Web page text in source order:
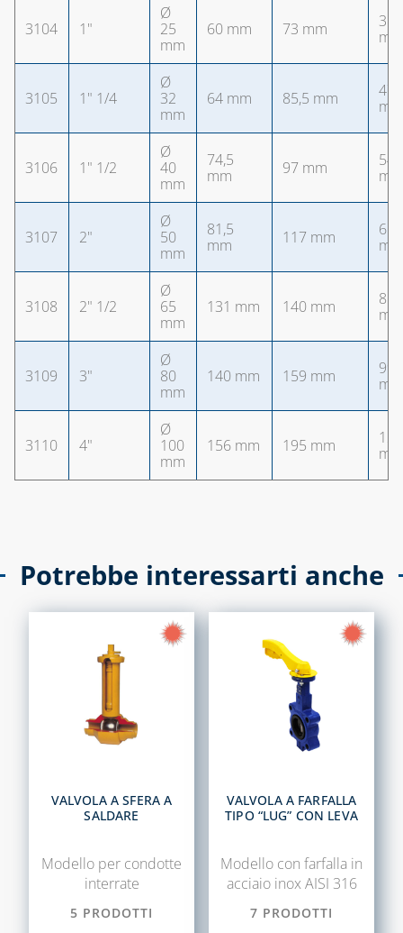
3104 1"
Ø
25
mm
60 mm 73 mm
38
3105 1" 1/4
Ø
32
mm
64 mm 85,5 mm
47
3106 1" 1/2
Ø
40
mm
74,5
mm
97 mm
54
3107 2"
Ø
50
mm
81,5
mm
117 mm
66
3108 2" 1/2
Ø
65
mm
131 mm 140 mm
85
3109 3"
Ø
80
mm
140 mm 159 mm
99
3110 4"
Ø
100
mm
156 mm 195 mm
125
Potrebbe interessarti anche
VALVOLA A SFERA A
SALDARE
Modello per condotte
interrate
5 PRODOTTI
VALVOLA A FARFALLA
TIPO “LUG” CON LEVA
Modello con farfalla in
acciaio inox AISI 316
7 PRODOTTI